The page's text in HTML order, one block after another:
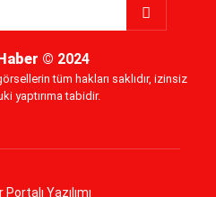
© 2024
tüm hakları saklıdır, izinsiz
yaptırıma tabidir.
Portalı Yazılımı